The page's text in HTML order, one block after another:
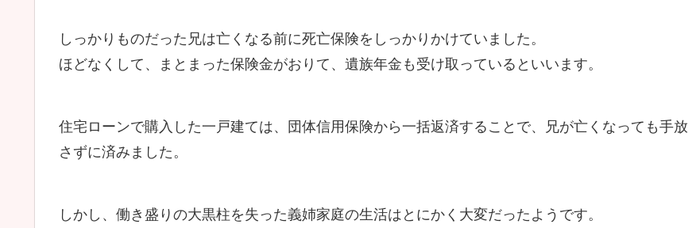
しっかりものだった兄は亡くなる前に死亡保険をしっかりかけていました。
ほどなくして、まとまった保険金がおりて、遺族年金も受け取っているといいます。
住宅ローンで購入した一戸建ては、団体信用保険から一括返済することで、兄が亡くなっても手放
さずに済みました。
しかし、働き盛りの大黒柱を失った義姉家庭の生活はとにかく大変だったようです。